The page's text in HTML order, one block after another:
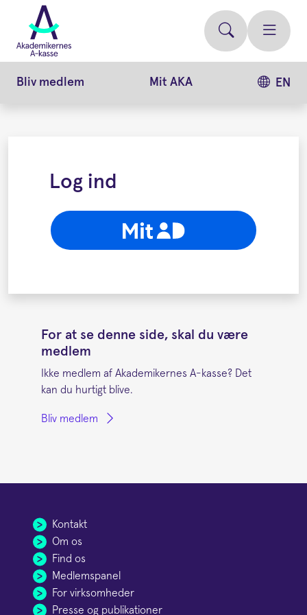
videre
hovedindhold
Bliv medlem Mit AKA EN
Log ind
For at se denne side, skal du være
medlem
Ikke medlem af Akademikernes A-kasse? Det
kan du hurtigt blive.
Bliv medlem
Kontakt
Om os
Find os
Medlemspanel
For virksomheder
Presse og publikationer